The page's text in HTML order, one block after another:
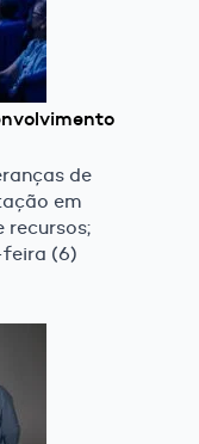
de
em
recursos;
(6)